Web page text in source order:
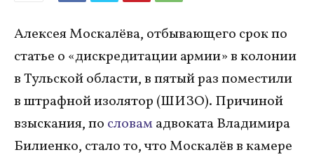
Алексея Москалёва, отбывающего срок по
статье о «дискредитации армии» в колонии
в Тульской области, в пятый раз поместили
в штрафной изолятор (ШИЗО). Причиной
взыскания, по словамадвоката Владимира
Билиенко, стало то, что Москалёв в камере